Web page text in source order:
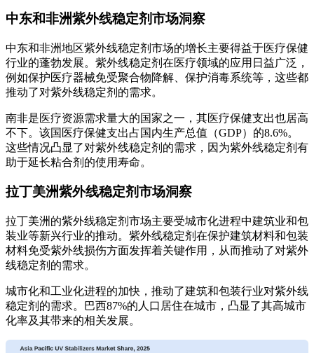
中东和非洲紫外线稳定剂市场洞察
中东和非洲地区紫外线稳定剂市场的增长主要得益于医疗保健
行业的蓬勃发展。紫外线稳定剂在医疗领域的应用日益广泛，
例如保护医疗器械免受聚合物降解、保护消毒系统等，这些都
推动了对紫外线稳定剂的需求。
南非是医疗资源需求量大的国家之一，其医疗保健支出也居高
不下。该国医疗保健支出占国内生产总值（GDP）的8.6%。
这些情况凸显了对紫外线稳定剂的需求，因为紫外线稳定剂有
助于延长粘合剂的使用寿命。
拉丁美洲紫外线稳定剂市场洞察
拉丁美洲的紫外线稳定剂市场主要受城市化进程中建筑业和包
装业等新兴行业的推动。紫外线稳定剂在保护建筑材料和包装
材料免受紫外线损伤方面发挥着关键作用，从而推动了对紫外
线稳定剂的需求。
城市化和工业化进程的加快，推动了建筑和包装行业对紫外线
稳定剂的需求。巴西87%的人口居住在城市，凸显了其高城市
化率及其带来的相关发展。